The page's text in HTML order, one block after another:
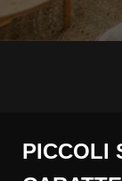
PICCOLI